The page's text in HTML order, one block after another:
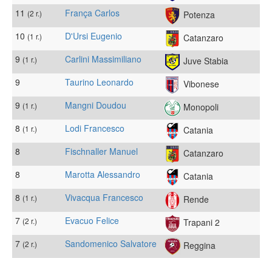
11 (2 r.) França Carlos
Potenza
10 (1 r.) D'Ursi Eugenio
Catanzaro
9 (1 r.) Carlini Massimiliano
Juve Stabia
9
Taurino Leonardo
Vibonese
9 (1 r.) Mangni Doudou
Monopoli
8 (1 r.) Lodi Francesco
Catania
8
Fischnaller Manuel
Catanzaro
8
Marotta Alessandro
Catania
8 (1 r.) Vivacqua Francesco
Rende
7 (2 r.) Evacuo Felice
Trapani 2
7 (2 r.) Sandomenico Salvatore
Reggina